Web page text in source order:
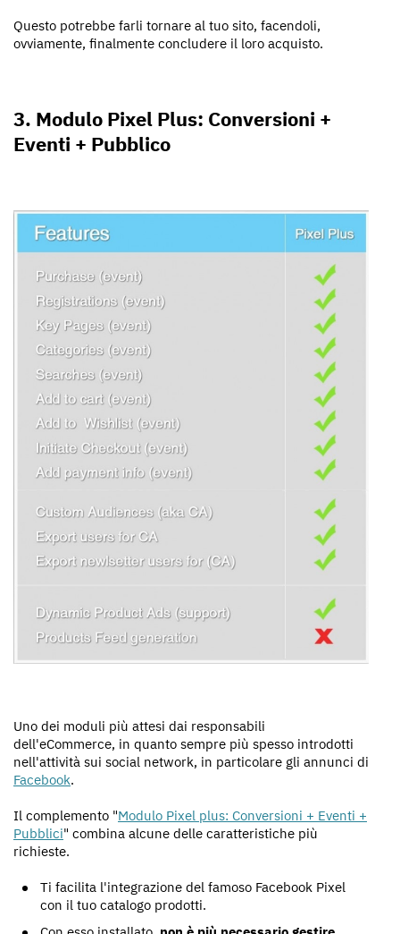
Questo potrebbe farli tornare al tuo sito, facendoli,
ovviamente, finalmente concludere il loro acquisto.
3. Modulo Pixel Plus: Conversioni +
Eventi + Pubblico
Uno dei moduli più attesi dai responsabili
dell'eCommerce, in quanto sempre più spesso introdotti
nell'attività sui social network, in particolare gli annunci di
Facebook.
Il complemento "Modulo Pixel plus: Conversioni + Eventi +
Pubblici" combina alcune delle caratteristiche più
richieste.
Ti facilita l'integrazione del famoso Facebook Pixel
con il tuo catalogo prodotti.